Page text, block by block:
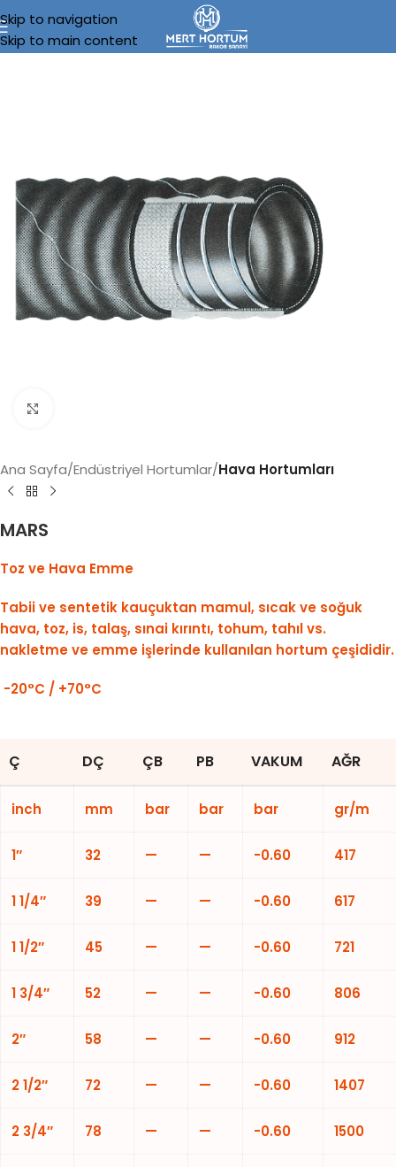
Skip to navigation
Skip to main content
Ana Sayfa Endüstriyel Hortumlar Hava Hortumları
MARS
Toz ve Hava Emme
Tabii ve sentetik kauçuktan mamul, sıcak ve soğuk
hava, toz, is, talaş, sınai kırıntı, tohum, tahıl vs.
nakletme ve emme işlerinde kullanılan hortum çeşididir.
-20°C / +70°C
Ç DÇ ÇB PB VAKUM AĞR
inch mm bar bar bar gr/m
1″ 32 — — -0.60 417
1 1/4″ 39 — — -0.60 617
1 1/2″ 45 — — -0.60 721
1 3/4″ 52 — — -0.60 806
2″ 58 — — -0.60 912
2 1/2″ 72 — — -0.60 1407
2 3/4″ 78 — — -0.60 1500